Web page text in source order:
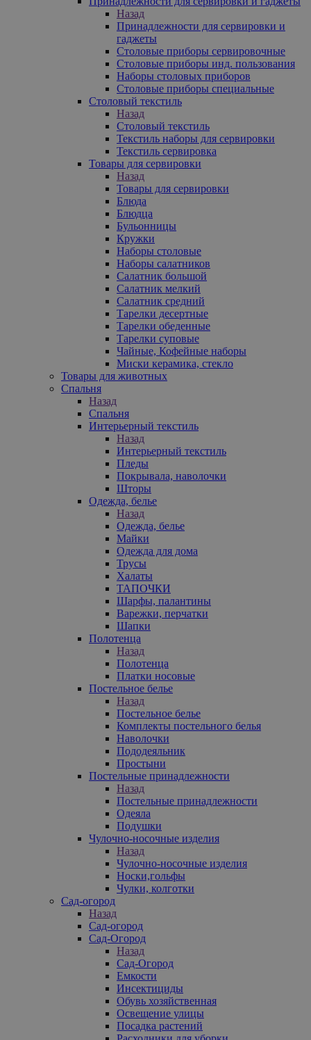
Назад
Принадлежности для сервировки и
гаджеты
Столовые приборы сервировочные
Столовые приборы инд. пользования
Наборы столовых приборов
Столовые приборы специальные
Столовый текстиль
Назад
Столовый текстиль
Текстиль наборы для сервировки
Текстиль сервировка
Товары для сервировки
Назад
Товары для сервировки
Блюда
Блюдца
Бульонницы
Кружки
Наборы столовые
Наборы салатников
Салатник большой
Салатник мелкий
Салатник средний
Тарелки десертные
Тарелки обеденные
Тарелки суповые
Чайные, Кофейные наборы
Миски керамика, стекло
Товары для животных
Спальня
Назад
Спальня
Интерьерный текстиль
Назад
Интерьерный текстиль
Пледы
Покрывала, наволочки
Шторы
Одежда, белье
Назад
Одежда, белье
Майки
Одежда для дома
Трусы
Халаты
ТАПОЧКИ
Шарфы, палантины
Варежки, перчатки
Шапки
Полотенца
Назад
Полотенца
Платки носовые
Постельное белье
Назад
Постельное белье
Комплекты постельного белья
Наволочки
Пододеяльник
Простыни
Постельные принадлежности
Назад
Постельные принадлежности
Одеяла
Подушки
Чулочно-носочные изделия
Назад
Чулочно-носочные изделия
Носки,гольфы
Чулки, колготки
Сад-огород
Назад
Сад-огород
Сад-Огород
Назад
Сад-Огород
Емкости
Инсектициды
Обувь хозяйственная
Освещение улицы
Посадка растений